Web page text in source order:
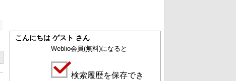
こんにちは ゲスト さん
Weblio会員(無料)になると
検索履歴を保存でき